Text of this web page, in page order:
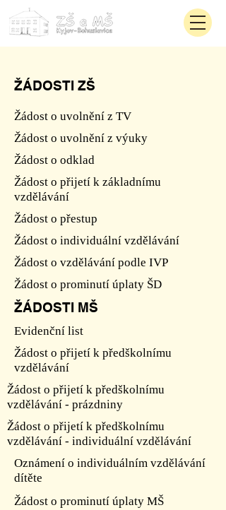
ŽÁDOSTI ZŠ
Žádost o uvolnění z TV
Žádost o uvolnění z výuky
Žádost o odklad
Žádost o přijetí k základnímu
vzdělávání
Žádost o přestup
Žádost o individuální vzdělávání
Žádost o vzdělávání podle IVP
Žádost o prominutí úplaty ŠD
ŽÁDOSTI MŠ
Evidenční list
Žádost o přijetí k předškolnímu
vzdělávání
Žádost o přijetí k předškolnímu
vzdělávání - prázdniny
Žádost o přijetí k předškolnímu
vzdělávání - individuální vzdělávání
Oznámení o individuálním vzdělávání
dítěte
Žádost o prominutí úplaty MŠ